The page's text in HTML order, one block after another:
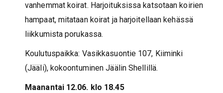
vanhemmat koirat. Harjoituksissa katsotaan koirien
hampaat, mitataan koirat ja harjoitellaan kehässä
liikkumista porukassa.
Koulutuspaikka: Vasikkasuontie 107, Kiiminki
(Jääli), kokoontuminen Jäälin Shellillä.
Maanantai 12.06. klo 18.45